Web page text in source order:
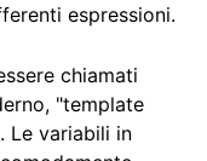
espressioni.
chiamati
"template
Le variabili in